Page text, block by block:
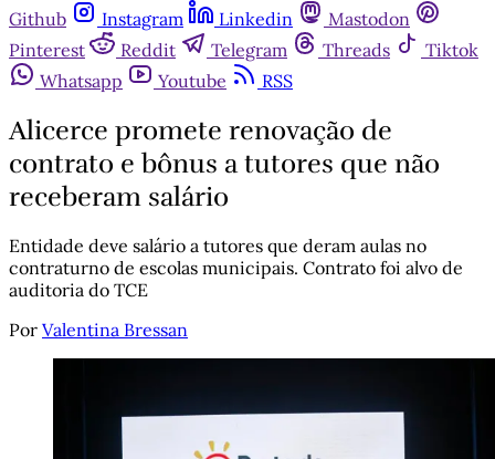
Github
Instagram Linkedin
Mastodon
Pinterest
Reddit Telegram Threads
Tiktok
Whatsapp
Youtube RSS
Alicerce promete renovação de
contrato e bônus a tutores que não
receberam salário
Entidade deve salário a tutores que deram aulas no
contraturno de escolas municipais. Contrato foi alvo de
auditoria do TCE
Por Valentina Bressan